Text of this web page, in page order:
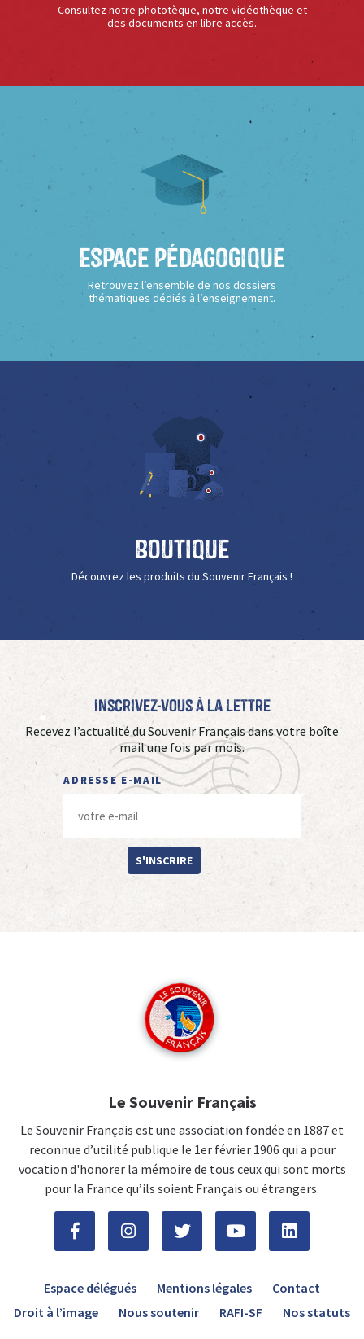
Consultez notre phototèque, notre vidéothèque et
des documents en libre accès.
Espace Pédagogique
Retrouvez l’ensemble de nos dossiers
thématiques dédiés à l’enseignement.
Boutique
Découvrez les produits du Souvenir Français !
Inscrivez-vous à La Lettre
Recevez l’actualité du Souvenir Français dans votre boîte
mail une fois par mois.
ADRESSE E-MAIL
S'INSCRIRE
Le Souvenir Français
Le Souvenir Français est une association fondée en 1887 et
reconnue d’utilité publique le 1er février 1906 qui a pour
vocation d'honorer la mémoire de tous ceux qui sont morts
pour la France qu’ils soient Français ou étrangers.
Espace délégués Mentions légales
Contact
Droit à l’image
Nous soutenir RAFI-SF Nos statuts